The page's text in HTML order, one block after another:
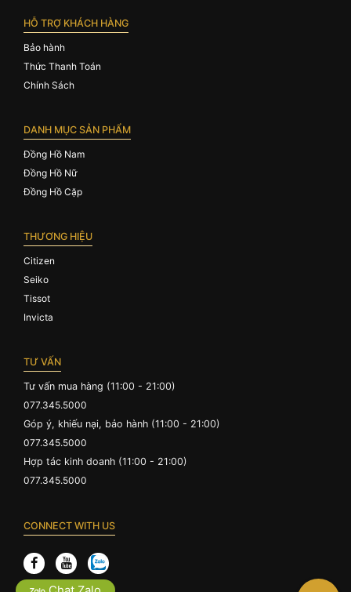
HỖ TRỢ KHÁCH HÀNG
Bảo hành
Thức Thanh Toán
Chính Sách
DANH MỤC SẢN PHẨM
Đồng Hồ Nam
Đồng Hồ Nữ
Đồng Hồ Cặp
THƯƠNG HIỆU
Citizen
Seiko
Tissot
Invicta
TƯ VẤN
Tư vấn mua hàng (11:00 - 21:00)
077.345.5000
Góp ý, khiếu nại, bảo hành (11:00 - 21:00)
077.345.5000
Hợp tác kinh doanh (11:00 - 21:00)
077.345.5000
CONNECT WITH US